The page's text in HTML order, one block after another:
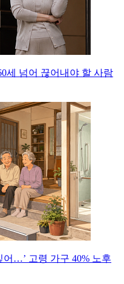
세 넘어 끊어내야 할 사람
어…’ 고령 가구 40% 노후